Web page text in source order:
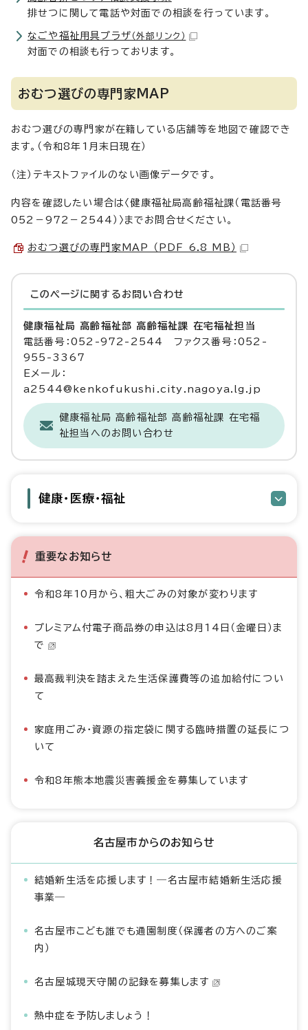
排せつに関して電話や対面での相談を行っています。
なごや福祉用具プラザ （外部リンク）
対面での相談も行っております。
おむつ選びの専門家MAP
おむつ選びの専門家が在籍している店舗等を地図で確認でき
ます。（令和8年1月末日現在）
（注）テキストファイルのない画像データです。
内容を確認したい場合は〈健康福祉局高齢福祉課（電話番号
052－972－2544）〉までお問合せください。
おむつ選びの専門家MAP （PDF 6.8 MB）
このページに関する お問い合わせ
健康福祉局 高齢福祉部 高齢福祉課 在宅福祉担当
電話番号：052-972-2544 ファクス番号：052-
955-3367
Eメール：
a2544@kenkofukushi.city.nagoya.lg.jp
健康福祉局 高齢福祉部 高齢福祉課 在宅福
祉担当へのお問い合わせ
健康・医療・福祉
重要なお知らせ
令和8年10月から、粗大ごみの対象が変わります
プレミアム付電子商品券の申込は8月14日（金曜日）ま
で
最高裁判決を踏まえた生活保護費等の追加給付につい
て
家庭用ごみ・資源の指定袋に関する臨時措置の延長につ
いて
令和8年熊本地震災害義援金を募集しています
名古屋市からのお知らせ
結婚新生活を応援します！―名古屋市結婚新生活応援
事業―
名古屋市こども誰でも通園制度（保護者の方へのご案
内）
名古屋城現天守閣の記録を募集します
熱中症を予防しましょう！